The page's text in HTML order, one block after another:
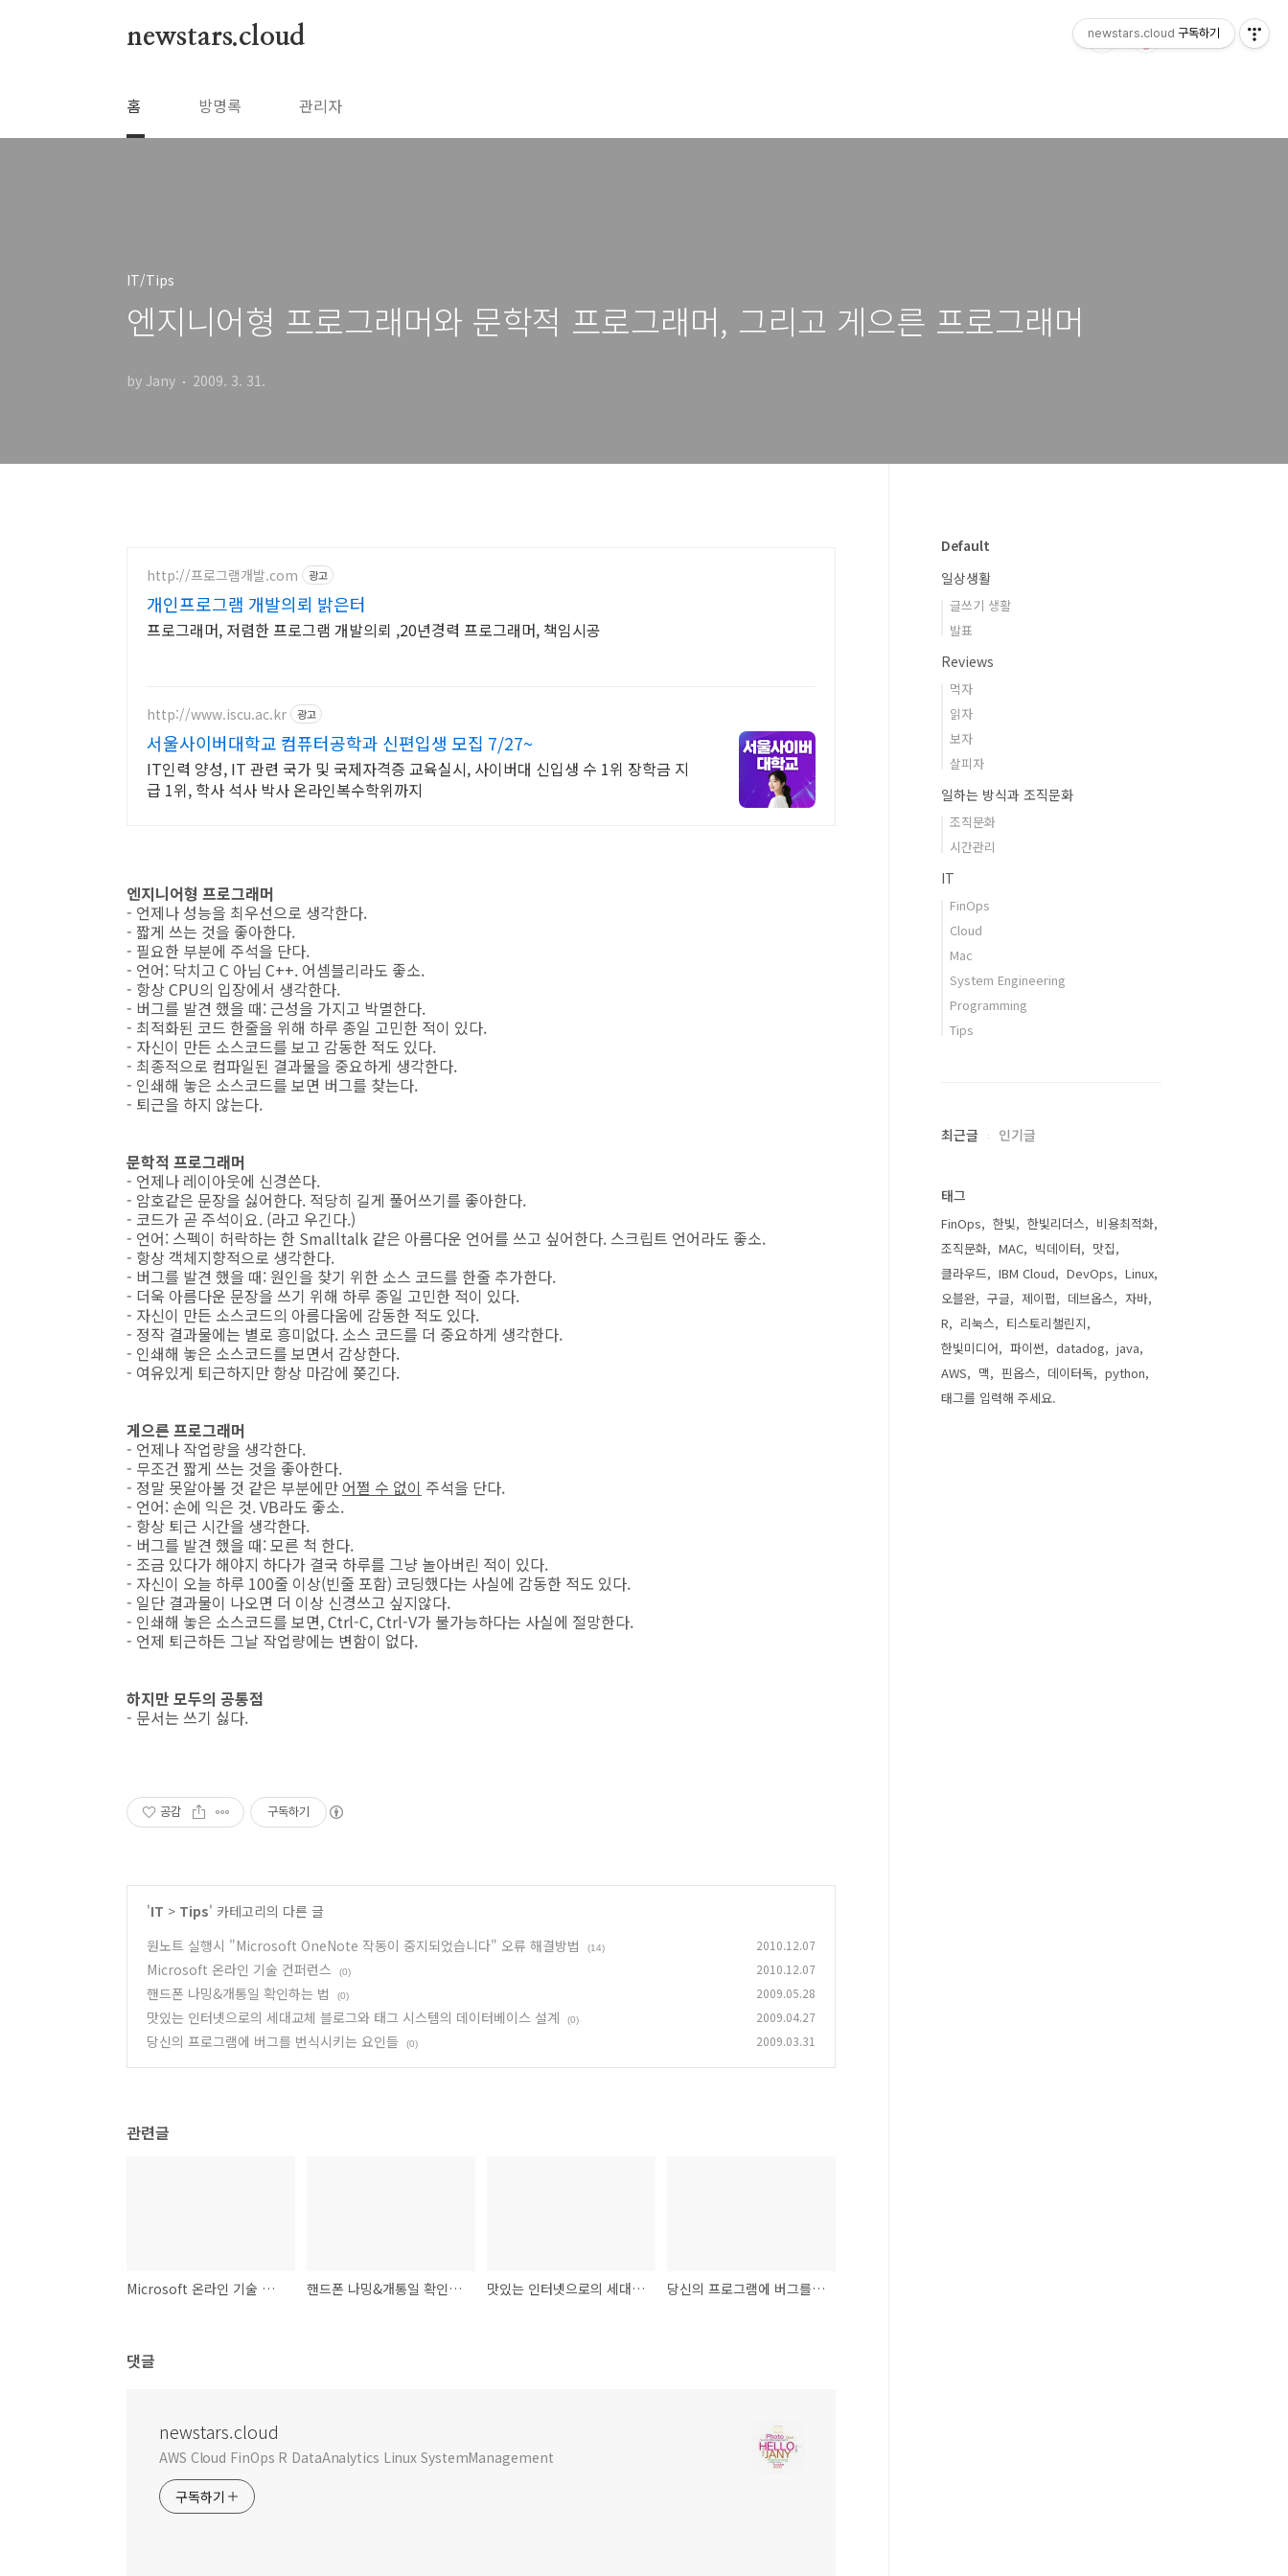
newstars.cloud
홈 방명록 관리자
IT/Tips
엔지니어형 프로그래머와 문학적 프로그래머, 그리고 게으른 프로그래머
by Jany 2009. 3. 31.
http://프로그램개발.com 광고
개인프로그램 개발의뢰 밝은터
프로그래머, 저렴한 프로그램 개발의뢰 ,20년경력 프로그래머, 책임시공
http://www.iscu.ac.kr 광고
서울사이버대학교 컴퓨터공학과 신편입생 모집 7/27~
IT인력 양성, IT 관련 국가 및 국제자격증 교육실시, 사이버대 신입생 수 1위 장학금 지
급 1위, 학사 석사 박사 온라인복수학위까지
엔지니어형 프로그래머
- 언제나 성능을 최우선으로 생각한다.
- 짧게 쓰는 것을 좋아한다.
- 필요한 부분에 주석을 단다.
- 언어: 닥치고 C 아님 C++. 어셈블리라도 좋소.
- 항상 CPU의 입장에서 생각한다.
- 버그를 발견 했을 때: 근성을 가지고 박멸한다.
- 최적화된 코드 한줄을 위해 하루 종일 고민한 적이 있다.
- 자신이 만든 소스코드를 보고 감동한 적도 있다.
- 최종적으로 컴파일된 결과물을 중요하게 생각한다.
- 인쇄해 놓은 소스코드를 보면 버그를 찾는다.
- 퇴근을 하지 않는다.
문학적 프로그래머
- 언제나 레이아웃에 신경쓴다.
- 암호같은 문장을 싫어한다. 적당히 길게 풀어쓰기를 좋아한다.
- 코드가 곧 주석이요. (라고 우긴다.)
- 언어: 스펙이 허락하는 한 Smalltalk 같은 아름다운 언어를 쓰고 싶어한다. 스크립트 언어라도 좋소.
- 항상 객체지향적으로 생각한다.
- 버그를 발견 했을 때: 원인을 찾기 위한 소스 코드를 한줄 추가한다.
- 더욱 아름다운 문장을 쓰기 위해 하루 종일 고민한 적이 있다.
- 자신이 만든 소스코드의 아름다움에 감동한 적도 있다.
- 정작 결과물에는 별로 흥미없다. 소스 코드를 더 중요하게 생각한다.
- 인쇄해 놓은 소스코드를 보면서 감상한다.
- 여유있게 퇴근하지만 항상 마감에 쫒긴다.
게으른 프로그래머
- 언제나 작업량을 생각한다.
- 무조건 짧게 쓰는 것을 좋아한다.
- 정말 못알아볼 것 같은 부분에만 어쩔 수 없이 주석을 단다.
- 언어: 손에 익은 것. VB라도 좋소.
- 항상 퇴근 시간을 생각한다.
- 버그를 발견 했을 때: 모른 척 한다.
- 조금 있다가 해야지 하다가 결국 하루를 그냥 놀아버린 적이 있다.
- 자신이 오늘 하루 100줄 이상(빈줄 포함) 코딩했다는 사실에 감동한 적도 있다.
- 일단 결과물이 나오면 더 이상 신경쓰고 싶지않다.
- 인쇄해 놓은 소스코드를 보면, Ctrl-C, Ctrl-V가 불가능하다는 사실에 절망한다.
- 언제 퇴근하든 그날 작업량에는 변함이 없다.
하지만 모두의 공통점
- 문서는 쓰기 싫다.
공감 구독하기
'IT > Tips' 카테고리의 다른 글
원노트 실행시 "Microsoft OneNote 작동이 중지되었습니다" 오류 해결방법
(14) 2010.12.07
Microsoft 온라인 기술 컨퍼런스 (0) 2010.12.07
핸드폰 나밍&개통일 확인하는 법 (0) 2009.05.28
맛있는 인터넷으로의 세대교체 블로그와 태그 시스템의 데이터베이스 설계 (0) 2009.04.27
당신의 프로그램에 버그를 번식시키는 요인들 (0) 2009.03.31
관련글
Microsoft 온라인 기술 컨퍼런스 핸드폰 나밍&개통일 확인하는 법 맛있는 인터넷으로의 세대교체 블로그와 태그 시스템의 데이터베이스 설계 당신의 프로그램에 버그를 번식시키는 요인들
댓글
newstars.cloud
AWS Cloud FinOps R DataAnalytics Linux SystemManagement
구독하기
Default
일상생활
글쓰기 생활
발표
Reviews
먹자
읽자
보자
살피자
일하는 방식과 조직문화
조직문화
시간관리
IT
FinOps
Cloud
Mac
System Engineering
Programming
Tips
최근글 인기글
태그
FinOps 한빛 한빛리더스
비용최적화
조직문화
MAC 빅데이터
맛집
클라우드
IBM Cloud DevOps
Linux
오블완
구글 제이펍 데브옵스
자바
R
리눅스
티스토리챌린지
한빛미디어
파이썬 datadog
java
AWS
맥 핀옵스 데이터독
python
태그를 입력해 주세요.
newstars.cloud 구독하기